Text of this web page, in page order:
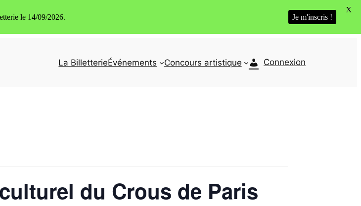
La BilletterieÉvénements Concours artistique Connexion
du Crous de Paris
le 14/09/2026. Je m'inscris !
X